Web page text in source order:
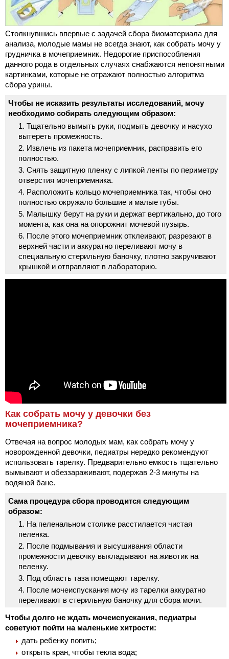
Столкнувшись впервые с задачей сбора биоматериала для
анализа, молодые мамы не всегда знают, как собрать мочу у
грудничка в мочеприемник. Недорогие приспособления
данного рода в отдельных случаях снабжаются непонятными
картинками, которые не отражают полностью алгоритма
сбора урины.
Чтобы не исказить результаты исследований, мочу
необходимо собирать следующим образом:
Тщательно вымыть руки, подмыть девочку и насухо
вытереть промежность.
Извлечь из пакета мочеприемник, расправить его
полностью.
Снять защитную пленку с липкой ленты по периметру
отверстия мочеприемника.
Расположить кольцо мочеприемника так, чтобы оно
полностью окружало большие и малые губы.
Малышку берут на руки и держат вертикально, до того
момента, как она на опорожнит мочевой пузырь.
После этого мочеприемник отклеивают, разрезают в
верхней части и аккуратно переливают мочу в
специальную стерильную баночку, плотно закручивают
крышкой и отправляют в лабораторию.
Как собрать мочу у девочки без
мочеприемника?
Отвечая на вопрос молодых мам, как собрать мочу у
новорожденной девочки, педиатры нередко рекомендуют
использовать тарелку. Предварительно емкость тщательно
вымывают и обеззараживают, подержав 2-3 минуты на
водяной бане.
Сама процедура сбора проводится следующим
образом:
На пеленальном столике расстилается чистая
пеленка.
После подмывания и высушивания области
промежности девочку выкладывают на животик на
пеленку.
Под область таза помещают тарелку.
После мочеиспускания мочу из тарелки аккуратно
переливают в стерильную баночку для сбора мочи.
Чтобы долго не ждать мочеиспускания, педиатры
советуют пойти на маленькие хитрости:
дать ребенку попить;
открыть кран, чтобы текла вода;